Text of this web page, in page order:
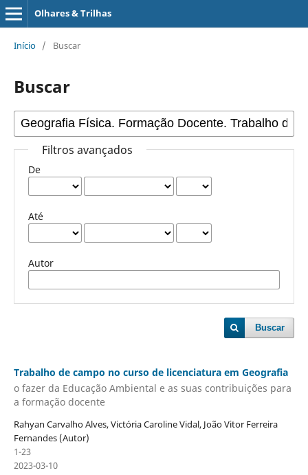
Olhares & Trilhas
Início / Buscar
Buscar
Filtros avançados
De
Até
Autor
Buscar
Trabalho de campo no curso de licenciatura em Geografia
o fazer da Educação Ambiental e as suas contribuições para
a formação docente
Rahyan Carvalho Alves, Victória Caroline Vidal, João Vitor Ferreira
Fernandes (Autor)
1-23
2023-03-10